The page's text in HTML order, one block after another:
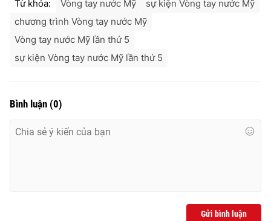
Từ khóa: Vòng tay nước Mỹ
sự kiện Vòng tay nước Mỹ
chương trình Vòng tay nước Mỹ
Vòng tay nước Mỹ lần thứ 5
sự kiện Vòng tay nước Mỹ lần thứ 5
Bình luận (0)
Gửi bình luận